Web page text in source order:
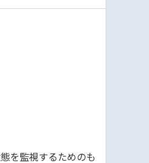
を監視するためのも